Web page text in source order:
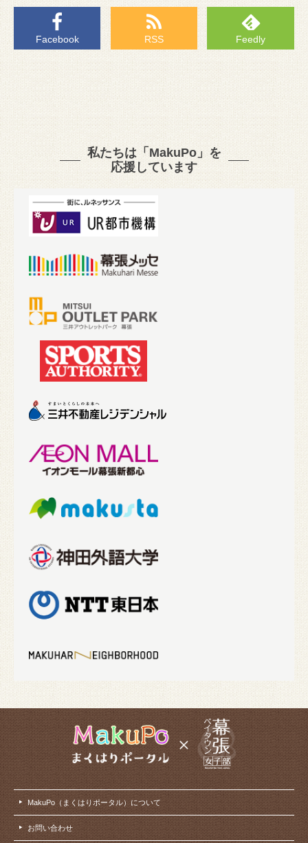
Facebook RSS Feedly
私たちは「MakuPo」を
応援しています
MakuPo（まくはりポータル）について
お問い合わせ